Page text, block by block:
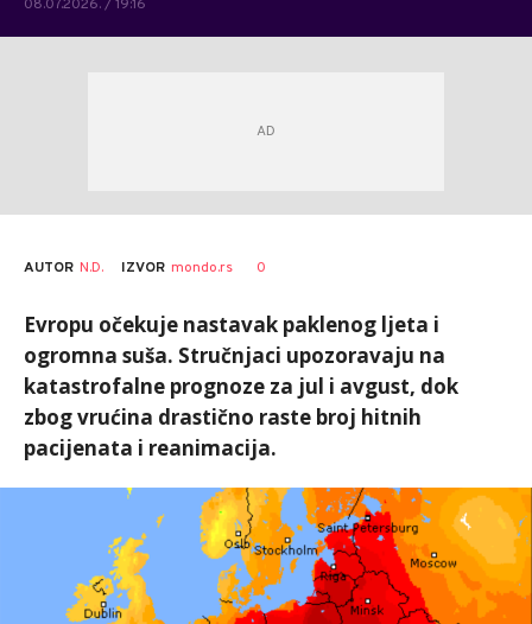
08.07.2026. / 19:16
AUTOR N.D. IZVOR mondo.rs 0
Evropu očekuje nastavak paklenog ljeta i
ogromna suša. Stručnjaci upozoravaju na
katastrofalne prognoze za jul i avgust, dok
zbog vrućina drastično raste broj hitnih
pacijenata i reanimacija.